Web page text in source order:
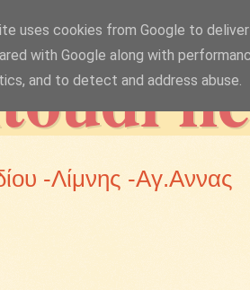
-Λίμνης -Αγ.Αννας
uses cookies from Google to
with Google along with
and to detect and address abuse.